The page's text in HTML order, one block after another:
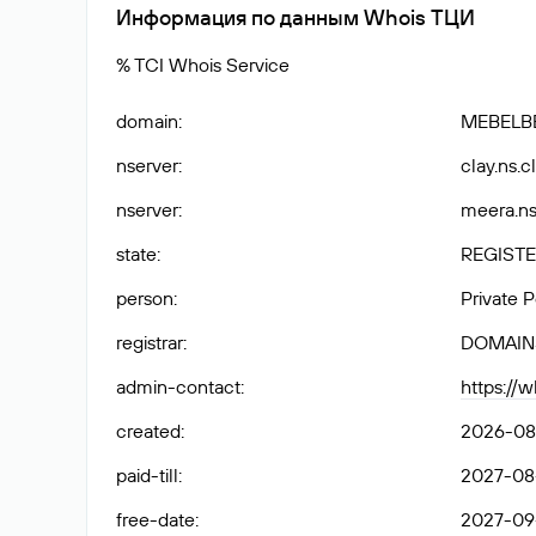
Информация по данным Whois ТЦИ
% TCI Whois Service
domain:
nserver:
nserver:
state:
person:
Private
registrar:
admin-contact:
https://
created:
2026-
paid-till:
2027-
free-date: 2027-